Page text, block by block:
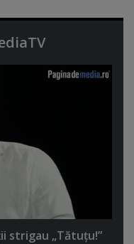
strigau „Tătuţu!”